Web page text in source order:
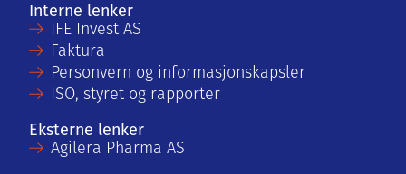
Interne lenker
IFE Invest AS
Faktura
Personvern og informasjonskapsler
ISO, styret og rapporter
Eksterne lenker
Agilera Pharma AS